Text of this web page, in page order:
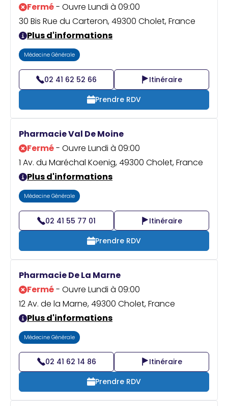
Fermé- Ouvre Lundi à 09:00
30 Bis Rue du Carteron, 49300 Cholet, France
Plus d'informations
Médecine Générale
02 41 62 52 66
Itinéraire
Prendre RDV
Pharmacie Val De Moine
Fermé- Ouvre Lundi à 09:00
1 Av. du Maréchal Koenig, 49300 Cholet, France
Plus d'informations
Médecine Générale
02 41 55 77 01
Itinéraire
Prendre RDV
Pharmacie De La Marne
Fermé- Ouvre Lundi à 09:00
12 Av. de la Marne, 49300 Cholet, France
Plus d'informations
Médecine Générale
02 41 62 14 86
Itinéraire
Prendre RDV